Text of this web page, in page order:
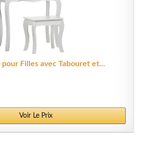
Filles avec Tabouret et...
Voir Le Prix